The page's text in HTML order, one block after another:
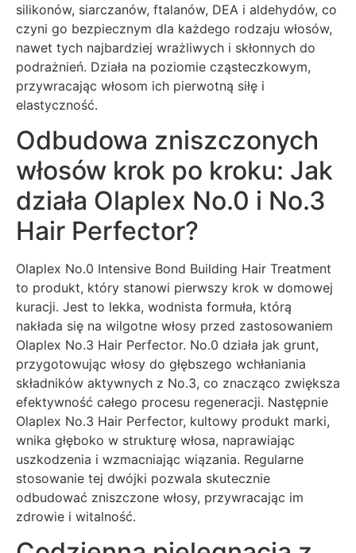
silikonów, siarczanów, ftalanów, DEA i aldehydów, co
czyni go bezpiecznym dla każdego rodzaju włosów,
nawet tych najbardziej wrażliwych i skłonnych do
podrażnień. Działa na poziomie cząsteczkowym,
przywracając włosom ich pierwotną siłę i
elastyczność.
Odbudowa zniszczonych
włosów krok po kroku: Jak
działa Olaplex No.0 i No.3
Hair Perfector?
Olaplex No.0 Intensive Bond Building Hair Treatment
to produkt, który stanowi pierwszy krok w domowej
kuracji. Jest to lekka, wodnista formuła, którą
nakłada się na wilgotne włosy przed zastosowaniem
Olaplex No.3 Hair Perfector. No.0 działa jak grunt,
przygotowując włosy do głębszego wchłaniania
składników aktywnych z No.3, co znacząco zwiększa
efektywność całego procesu regeneracji. Następnie
Olaplex No.3 Hair Perfector, kultowy produkt marki,
wnika głęboko w strukturę włosa, naprawiając
uszkodzenia i wzmacniając wiązania. Regularne
stosowanie tej dwójki pozwala skutecznie
odbudować zniszczone włosy, przywracając im
zdrowie i witalność.